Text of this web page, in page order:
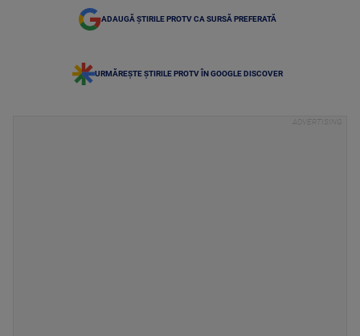
ADAUGĂ ȘTIRILE PROTV CA SURSĂ PREFERATĂ
URMĂREȘTE ȘTIRILE PROTV ÎN GOOGLE DISCOVER